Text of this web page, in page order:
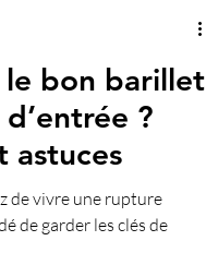
le bon barillet
?
astuces
de vivre une rupture
de garder les clés de